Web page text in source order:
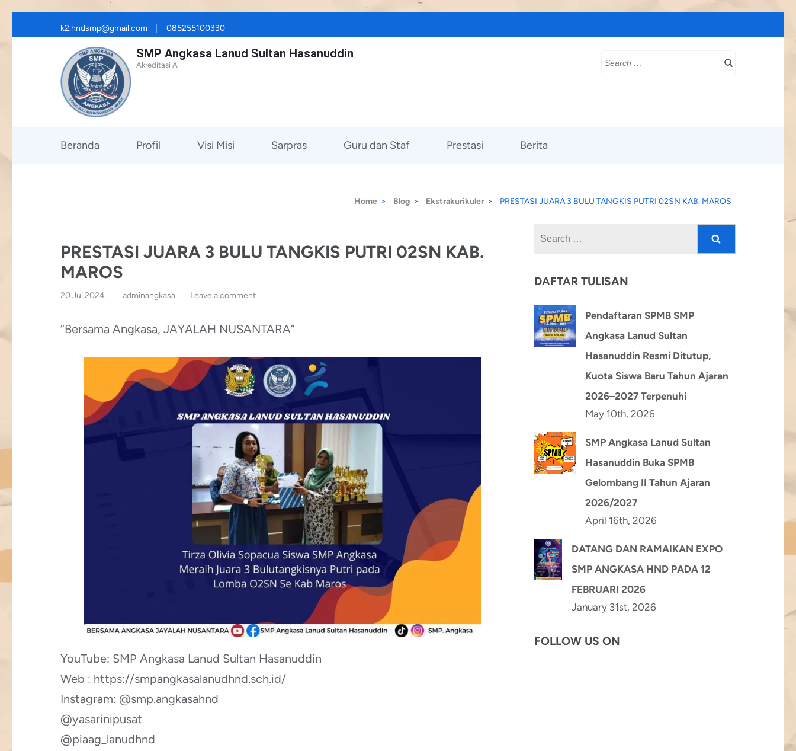
to
k2.hndsmp@gmail.com 085255100330
SMP Angkasa Lanud Sultan Hasanuddin
Akreditasi A
Search
Beranda Profil Visi Misi Sarpras Guru dan Staf Prestasi Berita
Home > Blog > Ekstrakurikuler > PRESTASI JUARA 3 BULU TANGKIS PUTRI 02SN KAB. MAROS
PRESTASI JUARA 3 BULU TANGKIS PUTRI 02SN KAB.
MAROS
20 Jul,2024 adminangkasa Leave a comment
“Bersama Angkasa, JAYALAH NUSANTARA”
YouTube: SMP Angkasa Lanud Sultan Hasanuddin
Web : https://smpangkasalanudhnd.sch.id/
Instagram: @smp.angkasahnd
@yasarinipusat
@piaag_lanudhnd
Search
for:
DAFTAR TULISAN
Pendaftaran SPMB SMP
Angkasa Lanud Sultan
Hasanuddin Resmi Ditutup,
Kuota Siswa Baru Tahun Ajaran
2026–2027 Terpenuhi
May 10th, 2026
SMP Angkasa Lanud Sultan
Hasanuddin Buka SPMB
Gelombang II Tahun Ajaran
2026/2027
April 16th, 2026
DATANG DAN RAMAIKAN EXPO
SMP ANGKASA HND PADA 12
FEBRUARI 2026
January 31st, 2026
FOLLOW US ON